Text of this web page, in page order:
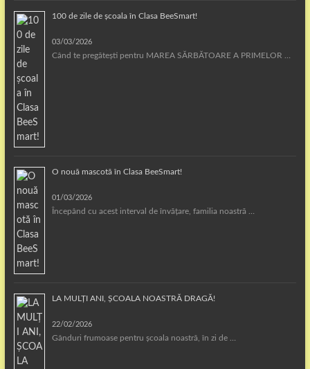
100 de zile de școala în Clasa BeeSmart!
03/03/2026
Când te pregătești pentru MAREA SĂRBĂTOARE A PRIMELOR …
O nouă mascotă în Clasa BeeSmart!
01/03/2026
Începând cu acest interval de învățare, familia noastră …
LA MULȚI ANI, ȘCOALA NOASTRĂ DRAGĂ!
22/02/2026
Gânduri frumoase pentru școala noastră, în zi de …